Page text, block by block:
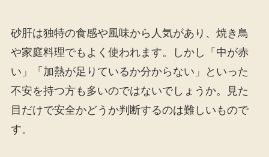
砂肝は独特の食感や風味から人気があり、焼き鳥
や家庭料理でもよく使われます。しかし「中が赤
い」「加熱が足りているか分からない」といった
不安を持つ方も多いのではないでしょうか。見た
目だけで安全かどうか判断するのは難しいもので
す。